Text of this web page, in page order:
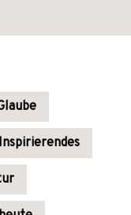
Inspirierendes